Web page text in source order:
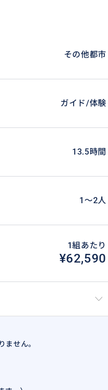
海岸、サン・マロ湾上に浮か
その他都市
ガイド/体験
13.5時間
1〜2人
1組あたり
¥62,590
ません。